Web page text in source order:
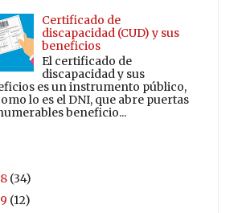
Certificado de
discapacidad (CUD) y sus
beneficios
El certificado de
discapacidad y sus
es un instrumento público,
lo es el DNI, que abre puertas
beneficio...
(34)
(12)